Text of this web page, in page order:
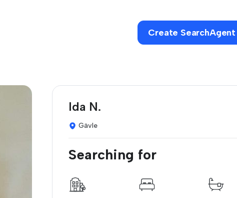
Create SearchAgent
Ida N.
Gävle
Searching for